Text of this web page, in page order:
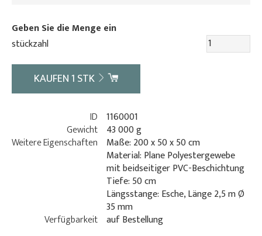
Geben Sie die Menge ein
stückzahl
KAUFEN1 STK
ID 1160001
Gewicht 43 000 g
Weitere Eigenschaften
Maße: 200 x 50 x 50 cm
Material: Plane Polyestergewebe
mit beidseitiger PVC-Beschichtung
Tiefe: 50 cm
Längsstange: Esche, Länge 2,5 m Ø
35 mm
Verfügbarkeit auf Bestellung